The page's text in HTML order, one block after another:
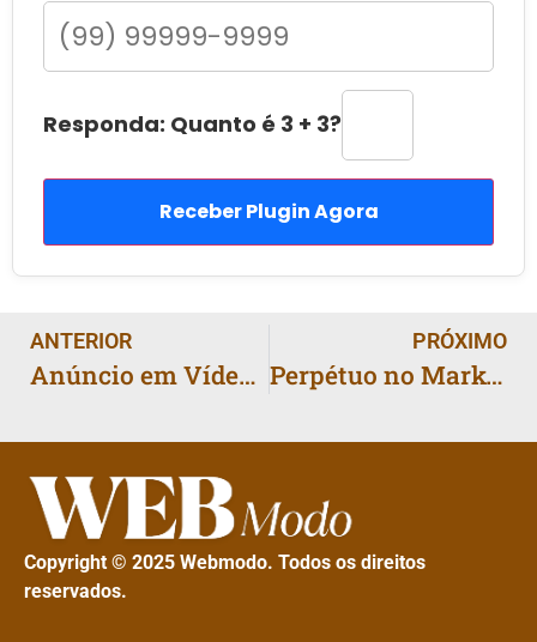
Responda: Quanto é 3 + 3?
Receber Plugin Agora
ANTERIOR
Anúncio em Vídeo Barato: Roteiro de 15 Segundos que Vende
PRÓXIMO
Perpétuo no Marketing: Para Montar Funil
Copyright © 2025 Webmodo. Todos os direitos
reservados.